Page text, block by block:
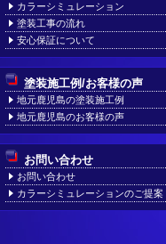
カラーシミュレーション
塗装工事の流れ
安心保証について
塗装施工例/お客様の声
地元鹿児島の塗装施工例
地元鹿児島のお客様の声
お問い合わせ
お問い合わせ
カラーシミュレーションのご提案